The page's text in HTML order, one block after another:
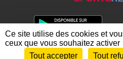
Envie de participer ?
Ce site utilise des cookies et
ceux que vous souhaitez activer
Tout accepter
Tout